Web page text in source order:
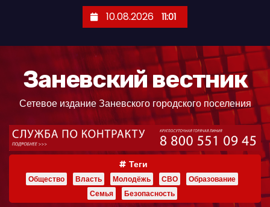
10.08.2026 11:01
Заневский вестник
Сетевое издание Заневского городского поселения
Теги
Общество Власть Молодёжь СВО
Образование
Семья
Безопасность